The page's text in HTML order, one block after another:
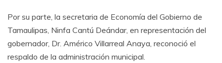
Por su parte, la secretaria de Economía del Gobierno de
Tamaulipas, Ninfa Cantú Deándar, en representación del
gobernador, Dr. Américo Villarreal Anaya, reconoció el
respaldo de la administración municipal.